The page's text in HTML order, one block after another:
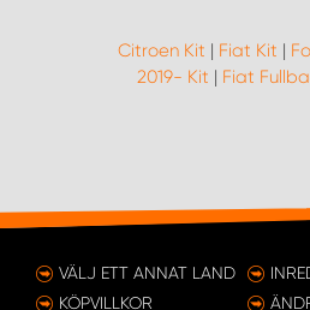
Citroen Kit | Fiat Kit |
2019- Kit | Fiat
VÄLJ ETT ANNAT LAND
KÖPVILLKOR